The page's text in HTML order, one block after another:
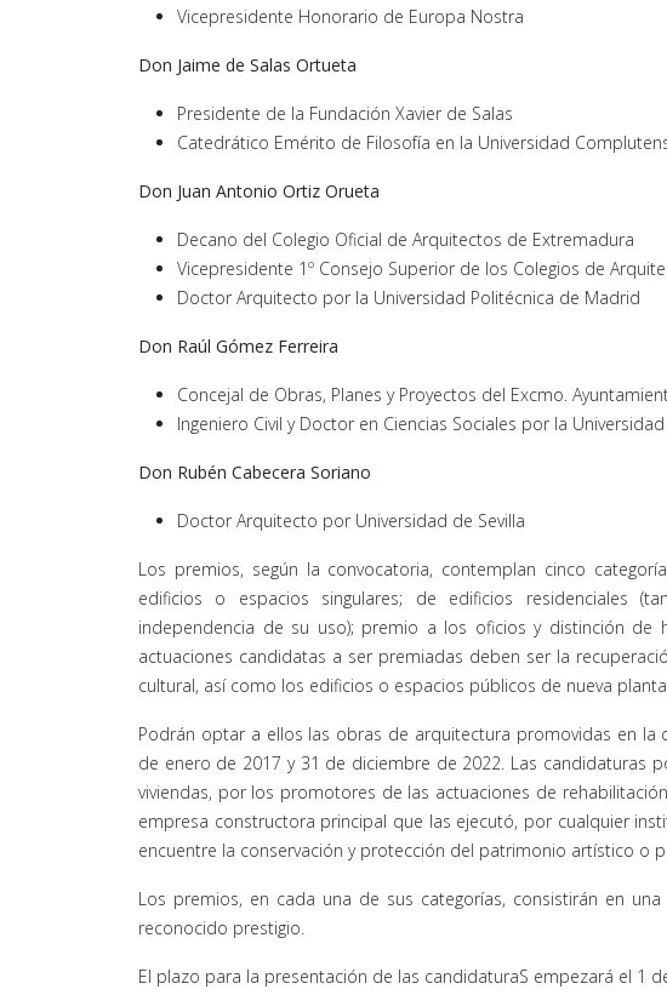
Vicepresidente Honorario de Europa Nostra
Don Jaime de Salas Ortueta
Presidente de la Fundación Xavier de Salas
Catedrático Emérito de Filosofía en la Universidad
Don Juan Antonio Ortiz Orueta
Decano del Colegio Oficial de Arquitectos de Extremadura
Vicepresidente 1º Consejo Superior de los Colegios de
Doctor Arquitecto por la Universidad Politécnica de Madrid
Don Raúl Gómez Ferreira
Concejal de Obras, Planes y Proyectos del Excmo.
Ingeniero Civil y Doctor en Ciencias Sociales por la
Don Rubén Cabecera Soriano
Doctor Arquitecto por Universidad de Sevilla
Los premios, según la convocatoria, contemplan cinco
edificios o espacios singulares; de edificios residenciales
independencia de su uso); premio a los oficios y distinción
actuaciones candidatas a ser premiadas deben ser la
cultural, así como los edificios o espacios públicos de nueva
Podrán optar a ellos las obras de arquitectura promovidas en la
de enero de 2017 y 31 de diciembre de 2022. Las
viviendas, por los promotores de las actuaciones de
empresa constructora principal que las ejecutó, por cualquier
encuentre la conservación y protección del patrimonio artístico o
Los premios, en cada una de sus categorías, consistirán en
reconocido prestigio.
El plazo para la presentación de las candidaturaS empezará el 1